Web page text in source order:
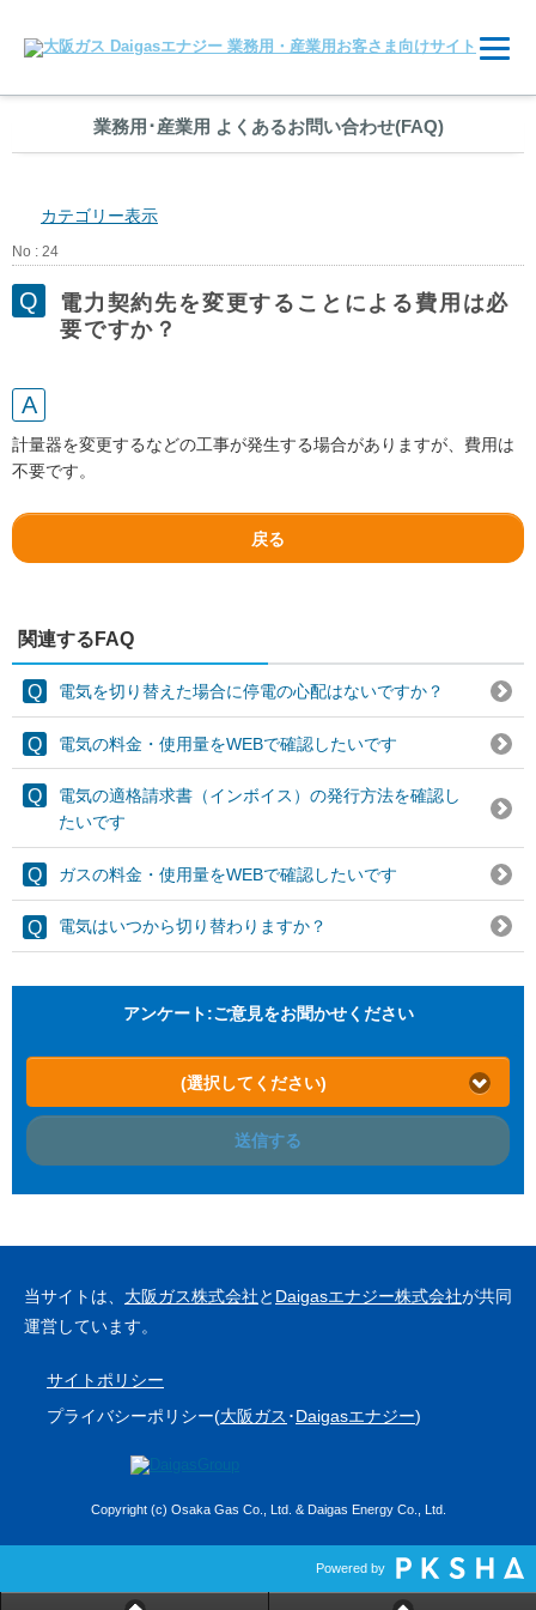
業務用 ･産業用 よくあるお問い合わせ(FAQ)
カテゴリー表示
No : 24
電力契約先を変更することによる費用は必
要ですか？
計量器を変更するなどの工事が発生する場合がありますが、費用は
不要です。
戻る
関連するFAQ
電気を切り替えた場合に停電の心配はないですか？
電気の料金・使用量をWEBで確認したいです
電気の適格請求書（インボイス）の発行方法を確認し
たいです
ガスの料金・使用量をWEBで確認したいです
電気はいつから切り替わりますか？
アンケート:ご意見をお聞かせください
(選択してください)
送信する
当サイトは、 大阪ガス株式会社と Daigasエナジー株式会社が共同
運営しています。
サイトポリシー
プライバシーポリシー(大阪ガス ･Daigasエナジー)
Copyright (c) Osaka Gas Co., Ltd. & Daigas Energy Co., Ltd.
Powered by